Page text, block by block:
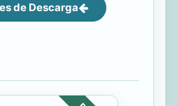
de Descarga